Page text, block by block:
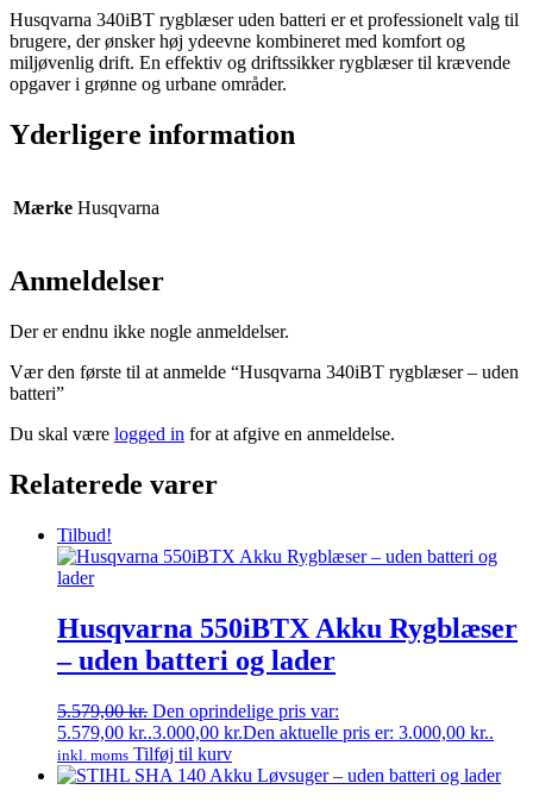
Husqvarna 340iBT rygblæser uden batteri er et professionelt valg til
brugere, der ønsker høj ydeevne kombineret med komfort og
miljøvenlig drift. En effektiv og driftssikker rygblæser til krævende
opgaver i grønne og urbane områder.
Yderligere information
Mærke Husqvarna
Anmeldelser
Der er endnu ikke nogle anmeldelser.
Vær den første til at anmelde “Husqvarna 340iBT rygblæser – uden
batteri”
Du skal være logged in for at afgive en anmeldelse.
Relaterede varer
Tilbud!
Husqvarna 550iBTX Akku Rygblæser
– uden batteri og lader
5.579,00kr. Den oprindelige pris var:
5.579,00 kr..3.000,00 kr.Den aktuelle pris er: 3.000,00 kr..
inkl. moms Tilføj til kurv